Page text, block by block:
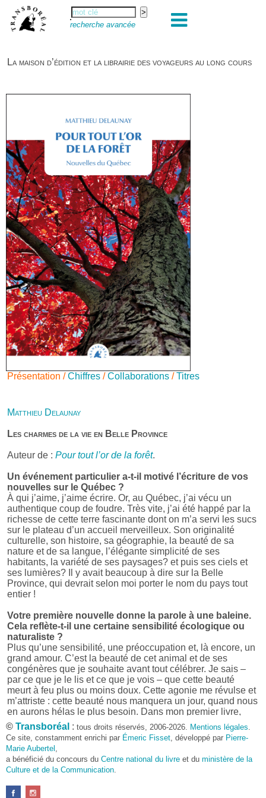
recherche avancée
La maison d’édition et la librairie des voyageurs au long cours
Présentation /Chiffres /Collaborations /Titres
Matthieu Delaunay
Les charmes de la vie en Belle Province
Auteur de : Pour tout l’or de la forêt.
Un événement particulier a-t-il motivé l’écriture de vos
nouvelles sur le Québec ?
À qui j’aime, j’aime écrire. Or, au Québec, j’ai vécu un
authentique coup de foudre. Très vite, j’ai été happé par la
richesse de cette terre fascinante dont on m’a servi les sucs
sur le plateau d’un accueil merveilleux. Son originalité
culturelle, son histoire, sa géographie, la beauté de sa
nature et de sa langue, l’élégante simplicité de ses
habitants, la variété de ses paysages? et puis ses ciels et
ses lumières? Il y avait beaucoup à dire sur la Belle
Province, qui devrait selon moi porter le nom du pays tout
entier !
Votre première nouvelle donne la parole à une baleine.
Cela reflète-t-il une certaine sensibilité écologique ou
naturaliste ?
Plus qu’une sensibilité, une préoccupation et, là encore, un
grand amour. C’est la beauté de cet animal et de ses
congénères que je souhaite avant tout célébrer. Je sais –
par ce que je le lis et ce que je vois – que cette beauté
meurt à feu plus ou moins doux. Cette agonie me révulse et
m’attriste : cette beauté nous manquera un jour, quand nous
en aurons hélas le plus besoin. Dans mon premier livre,
j’avais pris goût à me mettre dans la peau d’une bête. Outre
l’intérêt de l’exercice littéraire, il me semble que cela peut
être un bon moyen pour transmettre certains messages.
Pourquoi avoir choisi le format des nouvelles plutôt
qu’un autre ?
D’abord parce que j’aime (décidément!) en lire !
© Transboréal : tous droits réservés, 2006-2026. Mentions légales
Ce site, constamment enrichi par Émeric Fisset , développé par Pierre-
Marie Aubertel
a bénéficié du concours du Centre national du livre et du ministère de la
Culture et de la Communication